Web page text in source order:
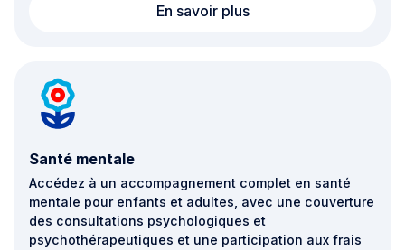
En savoir plusSoins spécialisés
Santé mentale
Accédez à un accompagnement complet en santé
mentale pour enfants et adultes, avec une couverture
des consultations psychologiques et
psychothérapeutiques et une participation aux frais